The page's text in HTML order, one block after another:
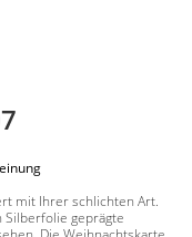
mit Ihrer schlichten Art.
geprägte